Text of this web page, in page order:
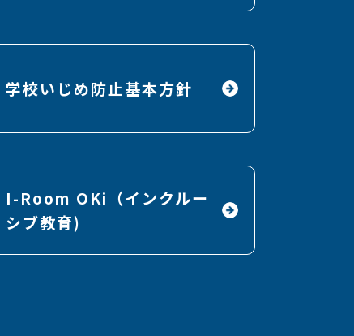
学校いじめ防止基本方針
I-Room OKi（インクルー
シブ教育)